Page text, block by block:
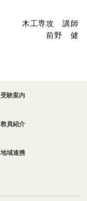
木工専攻 講師
前野 健
受験案内
教員紹介
地域連携